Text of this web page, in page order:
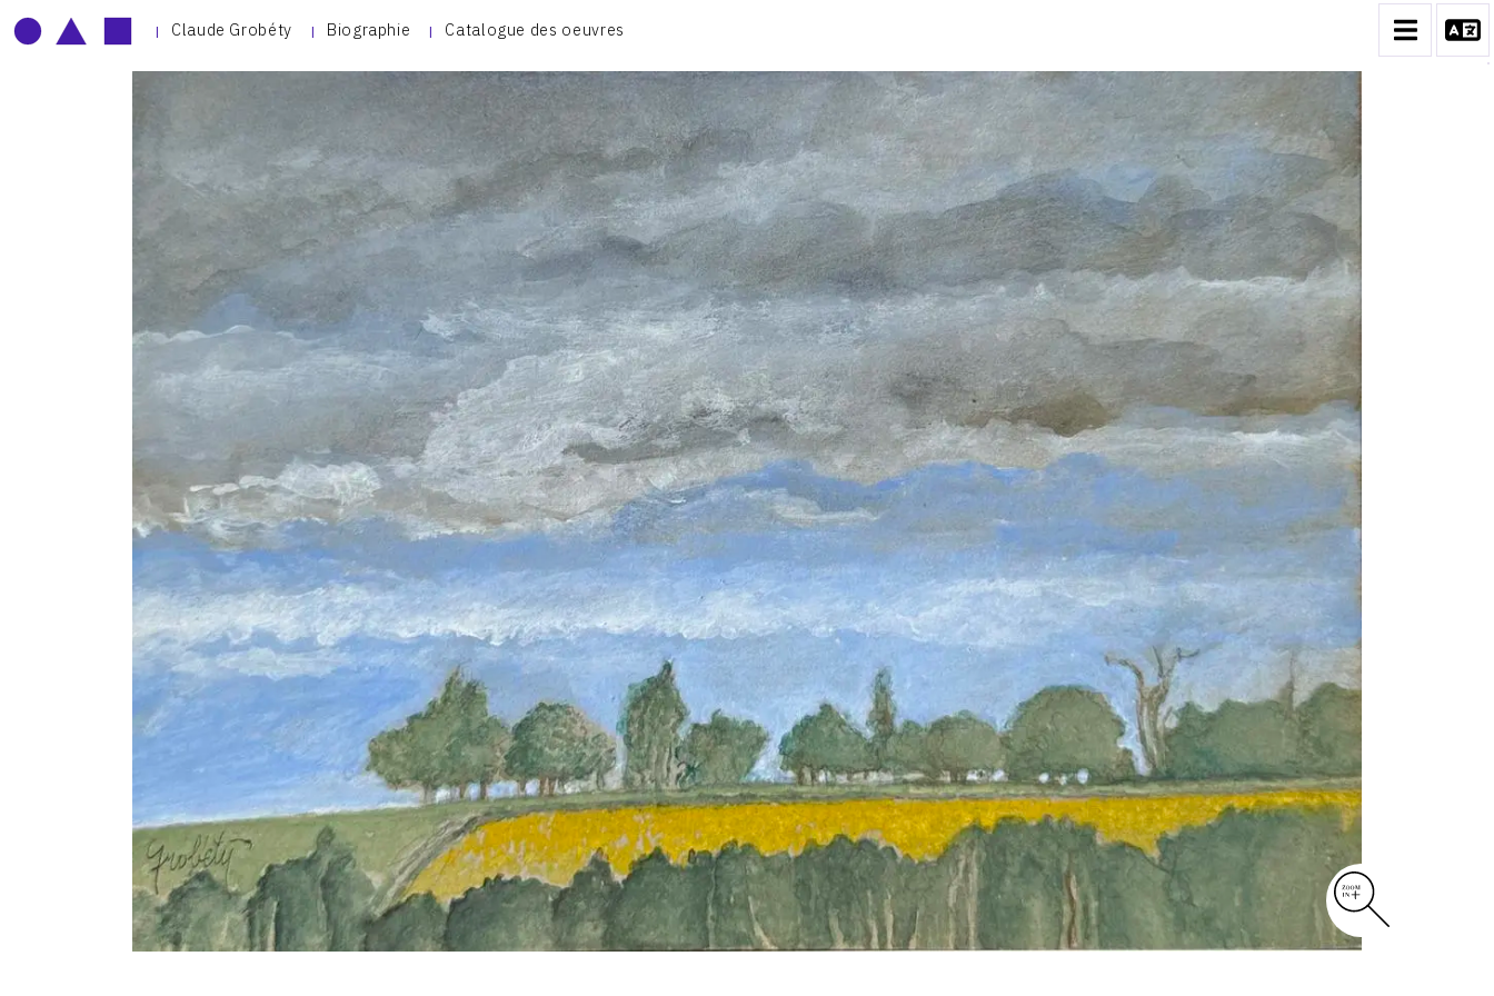
Claude Grobéty Biographie Catalogue des oeuvres
CONTACT